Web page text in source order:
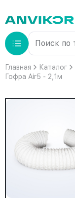
Главная Каталог
Гофра Air5 - 2,1м